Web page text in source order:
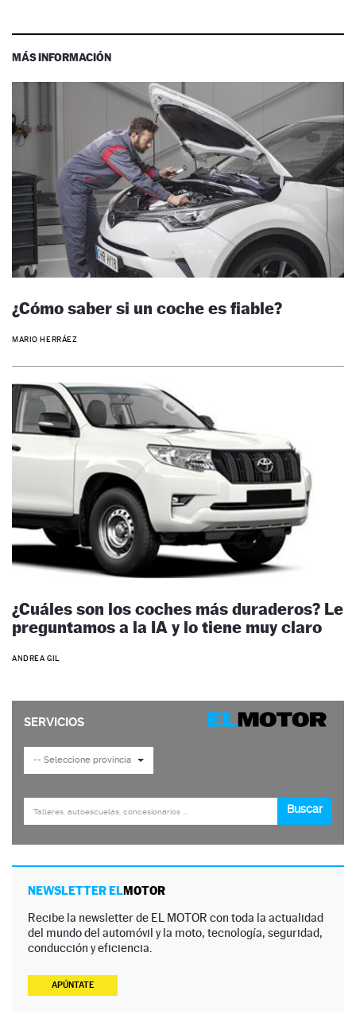
MÁS INFORMACIÓN
¿Cómo saber si un coche es fiable?
MARIO HERRÁEZ
¿Cuáles son los coches más duraderos? Le
preguntamos a la IA y lo tiene muy claro
ANDREA GIL
NEWSLETTER ELMOTOR
Recibe la newsletter de EL MOTOR con toda la actualidad
del mundo del automóvil y la moto, tecnología, seguridad,
conducción y eficiencia.
APÚNTATE